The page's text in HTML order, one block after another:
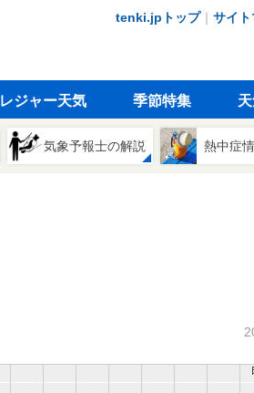
tenki.jpトップ｜ サイ
レジャー天気 季節特集
気象予報士の解説 熱中症